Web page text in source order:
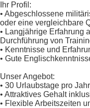
Ihr Profil:
• Abgeschlossene
oder eine vergleichbare
• Langjährige Erfahrung
Durchführung von
• Kenntnisse und
• Gute
Unser Angebot:
• 30 Urlaubstage pro
• Attraktives Gehalt
• Flexible Arbeitszeiten